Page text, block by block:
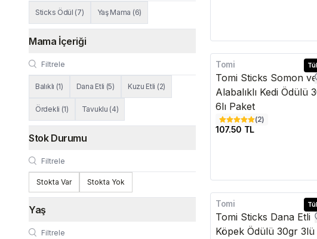
Sticks Ödül (7) Yaş Mama (6)
Mama İçeriği
Balıklı (1) Dana Etli (5) Kuzu Etli (2)
Ördekli (1) Tavuklu (4)
Stok Durumu
Stokta Var Stokta Yok
Yaş
Tomi
Tomi Sticks Somon ve
Alabalıklı Kedi Ödülü
6lı Paket
(2)
107.50 TL
Tomi
Tomi Sticks Dana Etli
Köpek Ödülü 30gr 3lü